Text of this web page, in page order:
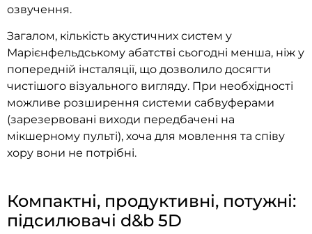
озвучення.
Загалом, кількість акустичних систем у
Марієнфельдському абатстві сьогодні менша, ніж у
попередній інсталяції, що дозволило досягти
чистішого візуального вигляду. При необхідності
можливе розширення системи сабвуферами
(зарезервовані виходи передбачені на
мікшерному пульті), хоча для мовлення та співу
хору вони не потрібні.
Компактні, продуктивні, потужні:
підсилювачі d&b 5D